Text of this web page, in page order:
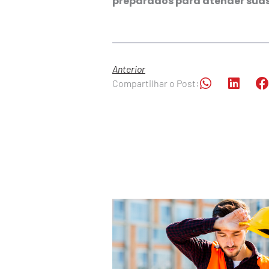
Anterior
Compartilhar o Post: